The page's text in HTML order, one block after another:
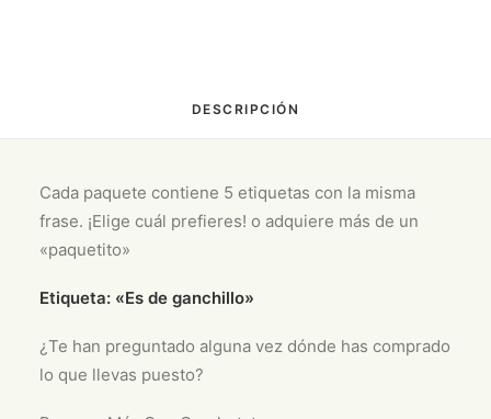
DESCRIPCIÓN
Cada paquete contiene 5 etiquetas con la misma
frase. ¡Elige cuál prefieres! o adquiere más de un
«paquetito»
Etiqueta: «Es de ganchillo»
¿Te han preguntado alguna vez dónde has comprado
lo que llevas puesto?